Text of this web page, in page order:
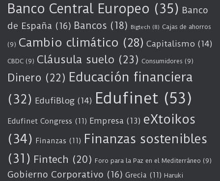
Banco Central Europeo (35) Banco
de España (16) Bancos (18) Bigtech (8) Cajas de ahorros
(9) Cambio climático (28) Capitalismo (14)
CBDC (9) Cláusula suelo (23) Consumidores (9)
Dinero (22) Educación financiera
(32) EdufiBlog (14) Edufinet (53)
Edufinet Congress (11) Empresa (13) eXtoikos
(34) Finanzas (11) Finanzas sostenibles
(31) Fintech (20) Foro para la Paz en el Mediterráneo (9)
Gobierno Corporativo (16) Grecia (11) Haruki